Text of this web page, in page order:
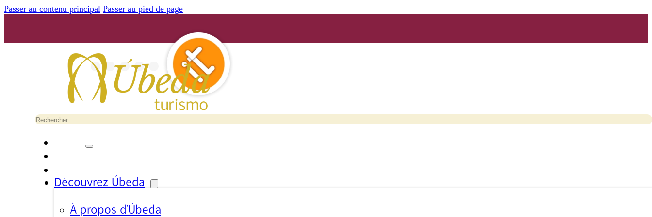
Passer au contenu principal Passer au pied de page
Rechercher
Découvrez Úbeda
À propos d’Úbeda